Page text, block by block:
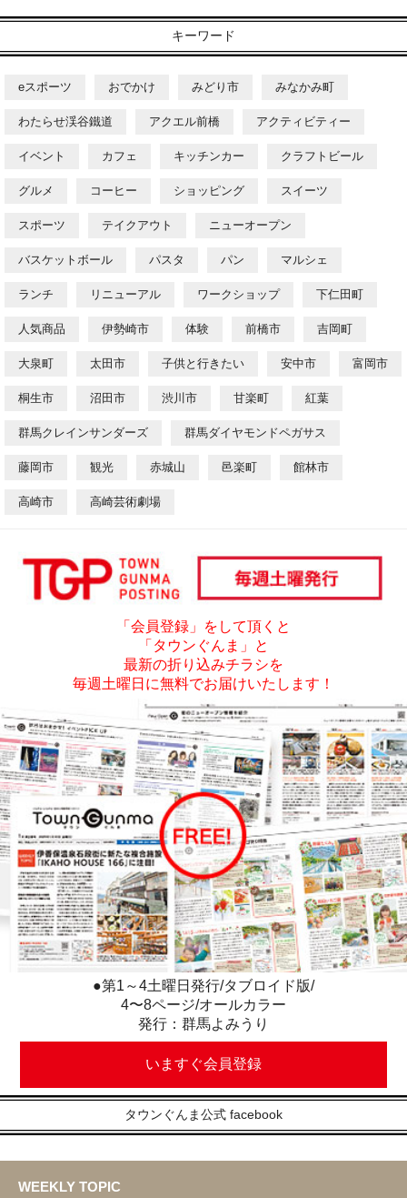
キーワード
eスポーツ おでかけ みどり市 みなかみ町
わたらせ渓谷鐵道 アクエル前橋 アクティビティー
イベント カフェ キッチンカー クラフトビール
グルメ コーヒー ショッピング スイーツ
スポーツ テイクアウト ニューオープン
バスケットボール パスタ パン マルシェ
ランチ リニューアル ワークショップ 下仁田町
人気商品 伊勢崎市 体験 前橋市 吉岡町
大泉町 太田市 子供と行きたい 安中市 富岡市
桐生市 沼田市 渋川市 甘楽町 紅葉
群馬クレインサンダーズ 群馬ダイヤモンドペガサス
藤岡市 観光 赤城山 邑楽町 館林市
高崎市 高崎芸術劇場
「会員登録」をして頂くと
「タウンぐんま」と
最新の折り込みチラシを
毎週土曜日に無料でお届けいたします！
●第1～4土曜日発行/タブロイド版/
4〜8ページ/オールカラー
発行：群馬よみうり
いますぐ会員登録
タウンぐんま公式 facebook
WEEKLY TOPIC